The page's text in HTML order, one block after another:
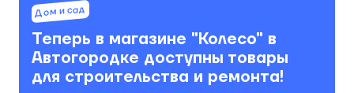
Дом и сад
Теперь в магазине "Колесо" в
Автогородке доступны товары
для строительства и ремонта!